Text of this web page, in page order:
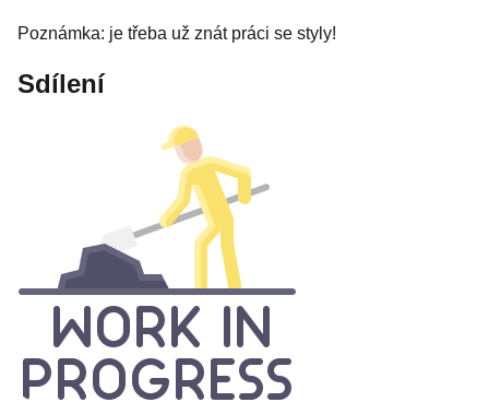
Poznámka: je třeba už znát práci se styly!
Sdílení